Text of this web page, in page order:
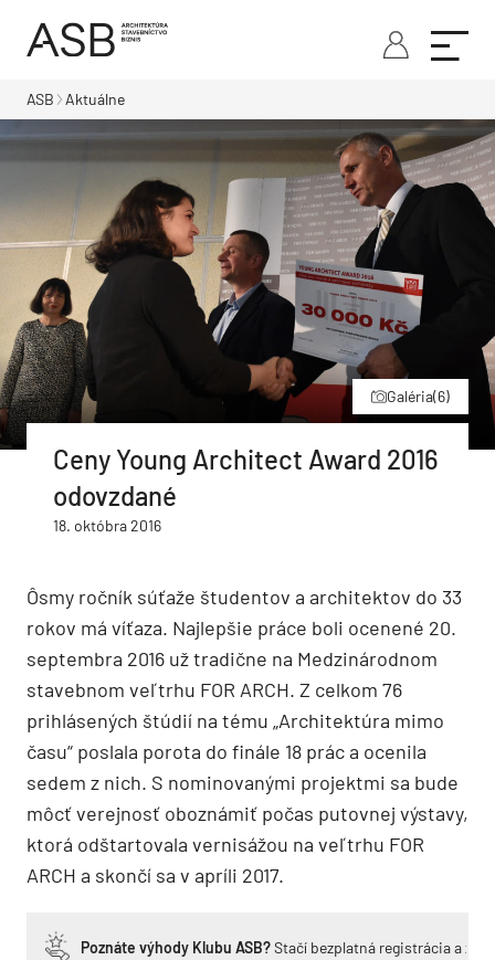
ASB Aktuálne
Galéria(6)
Ceny Young Architect Award 2016
odovzdané
18. októbra 2016
Ôsmy ročník súťaže študentov a architektov do 33
rokov má víťaza. Najlepšie práce boli ocenené 20.
septembra 2016 už tradične na Medzinárodnom
stavebnom veľtrhu FOR ARCH. Z celkom 76
prihlásených štúdií na tému „Architektúra mimo
času“ poslala porota do finále 18 prác a ocenila
sedem z nich. S nominovanými projektmi sa bude
môcť verejnosť oboznámiť počas putovnej výstavy,
ktorá odštartovala vernisážou na veľtrhu FOR
ARCH a skončí sa v apríli 2017.
Poznáte výhody Klubu ASB?Stačí bezplatná registrácia a